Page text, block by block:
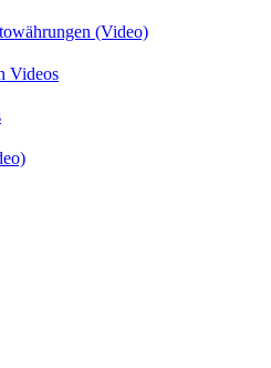
(Video)
Videos